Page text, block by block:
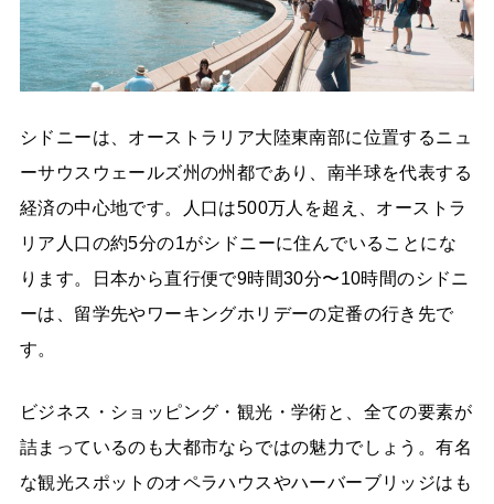
シドニーは、オーストラリア大陸東南部に位置するニュ
ーサウスウェールズ州の州都であり、南半球を代表する
経済の中心地です。人口は500万人を超え、オーストラ
リア人口の約5分の1がシドニーに住んでいることにな
ります。日本から直行便で9時間30分〜10時間のシドニ
ーは、留学先やワーキングホリデーの定番の行き先で
す。
ビジネス・ショッピング・観光・学術と、全ての要素が
詰まっているのも大都市ならではの魅力でしょう。有名
な観光スポットのオペラハウスやハーバーブリッジはも